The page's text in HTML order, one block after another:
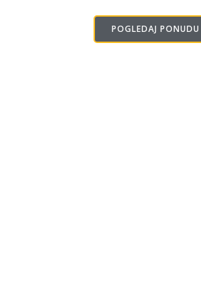
POGLEDAJ PONUDU